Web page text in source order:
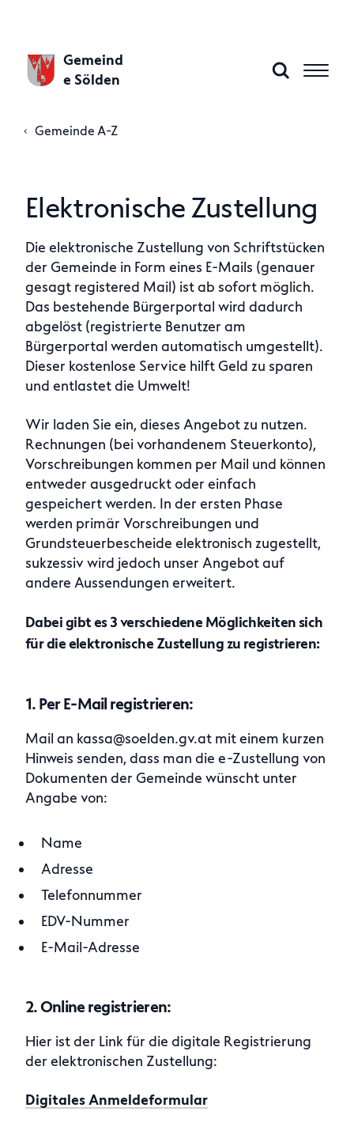
Gemeind
e Sölden
Gemeinde A–Z
Gemeindeamt
Politik
Anfragen
Gemeinde A-Z
Elektronische Zustellung
Die elektronische Zustellung von Schriftstücken
der Gemeinde in Form eines E-Mails (genauer
gesagt registered Mail) ist ab sofort möglich.
Das bestehende Bürgerportal wird dadurch
abgelöst (registrierte Benutzer am
Bürgerportal werden automatisch umgestellt).
Dieser kostenlose Service hilft Geld zu sparen
und entlastet die Umwelt!
Wir laden Sie ein, dieses Angebot zu nutzen.
Rechnungen (bei vorhandenem Steuerkonto),
Vorschreibungen kommen per Mail und können
entweder ausgedruckt oder einfach
gespeichert werden. In der ersten Phase
werden primär Vorschreibungen und
Grundsteuerbescheide elektronisch zugestellt,
sukzessiv wird jedoch unser Angebot auf
andere Aussendungen erweitert.
Dabei gibt es 3 verschiedene Möglichkeiten sich
für die elektronische Zustellung zu registrieren:
1. Per E-Mail registrieren:
Mail an kassa@soelden.gv.at mit einem kurzen
Hinweis senden, dass man die e-Zustellung von
Dokumenten der Gemeinde wünscht unter
Angabe von:
Name
Adresse
Telefonnummer
EDV-Nummer
E-Mail-Adresse
2. Online registrieren:
Hier ist der Link für die digitale Registrierung
der elektronischen Zustellung:
Digitales Anmeldeformular